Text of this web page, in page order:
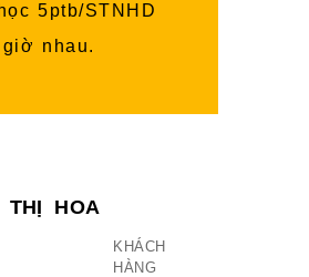
5ptb/STNHD
giờ nhau.
KHÁCH
HÀNG